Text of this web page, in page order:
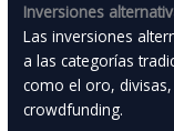
Inversiones
Las inversiones
a las categorías
como el oro,
crowdfunding.